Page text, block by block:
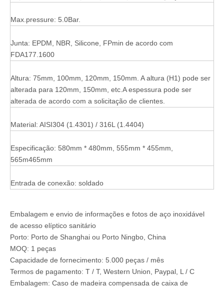
Max.pressure: 5.0Bar.
Junta: EPDM, NBR, Silicone, FPmin de acordo com
FDA177.1600
Altura: 75mm, 100mm, 120mm, 150mm. A altura (H1) pode ser
alterada para 120mm, 150mm, etc.A espessura pode ser
alterada de acordo com a solicitação de clientes.
Material: AISI304 (1.4301) / 316L (1.4404)
Especificação: 580mm * 480mm, 555mm * 455mm,
565m465mm
Entrada de conexão: soldado
Embalagem e envio de informações e fotos de aço inoxidável
de acesso elíptico sanitário
Porto: Porto de Shanghai ou Porto Ningbo, China
MOQ: 1 peças
Capacidade de fornecimento: 5.000 peças / mês
Termos de pagamento: T / T, Western Union, Paypal, L / C
Embalagem: Caso de madeira compensada de caixa de